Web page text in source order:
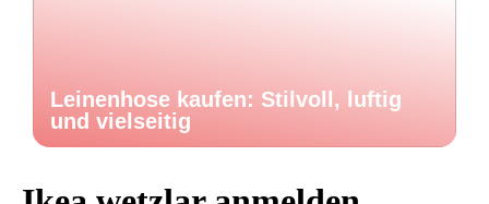
Leinenhose kaufen: Stilvoll, luftig
und vielseitig